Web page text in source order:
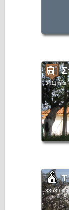
3411 hits
3363 hits